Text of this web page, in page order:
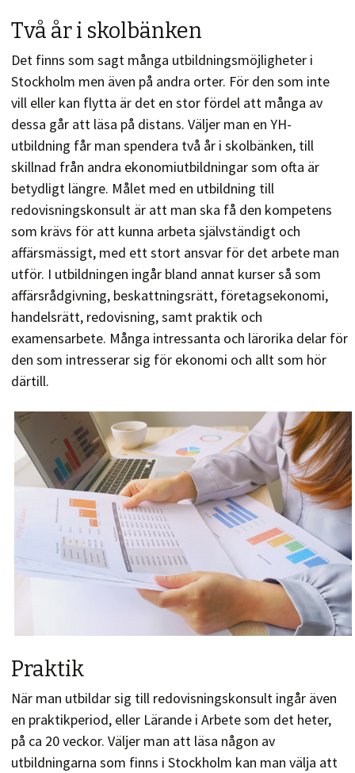
Två år i skolbänken
Det finns som sagt många utbildningsmöjligheter i
Stockholm men även på andra orter. För den som inte
vill eller kan flytta är det en stor fördel att många av
dessa går att läsa på distans. Väljer man en YH-
utbildning får man spendera två år i skolbänken, till
skillnad från andra ekonomiutbildningar som ofta är
betydligt längre. Målet med en utbildning till
redovisningskonsult är att man ska få den kompetens
som krävs för att kunna arbeta självständigt och
affärsmässigt, med ett stort ansvar för det arbete man
utför. I utbildningen ingår bland annat kurser så som
affärsrådgivning, beskattningsrätt, företagsekonomi,
handelsrätt, redovisning, samt praktik och
examensarbete. Många intressanta och lärorika delar för
den som intresserar sig för ekonomi och allt som hör
därtill.
Praktik
När man utbildar sig till redovisningskonsult ingår även
en praktikperiod, eller Lärande i Arbete som det heter,
på ca 20 veckor. Väljer man att läsa någon av
utbildningarna som finns i Stockholm kan man välja att